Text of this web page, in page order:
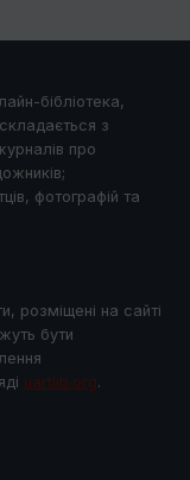
бібліотека,
з
про
фотографій та
розміщені на сайті
бути
uartlib.org.